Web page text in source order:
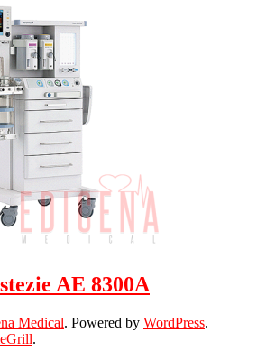
AE 8300A
Medical. Powered by WordPress.
.